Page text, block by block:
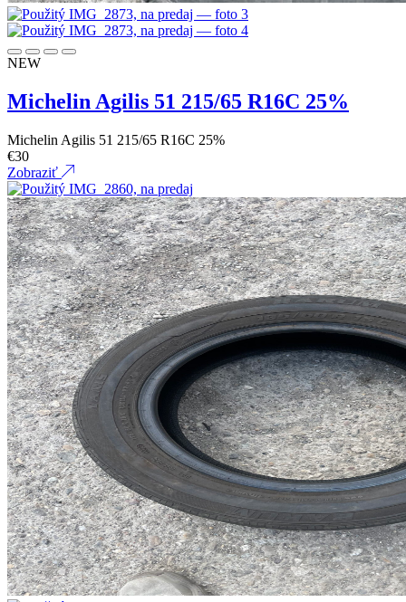
NEW
Michelin Agilis 51 215/65 R16C 25%
Michelin Agilis 51 215/65 R16C 25%
€30
Zobraziť